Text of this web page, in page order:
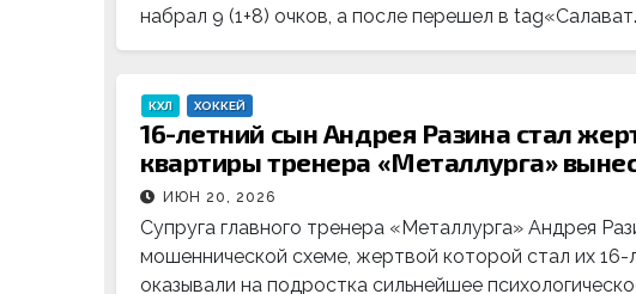
набрал 9 (1+8) очков, а после перешел в
КХЛ ХОККЕЙ
16-летний сын Андрея Разина стал
квартиры тренера «Металлурга»
ИЮН 20, 2026
Супруга главного тренера «Металлурга» Андрея
мошеннической схеме, жертвой которой стал их
оказывали на подростка сильнейшее